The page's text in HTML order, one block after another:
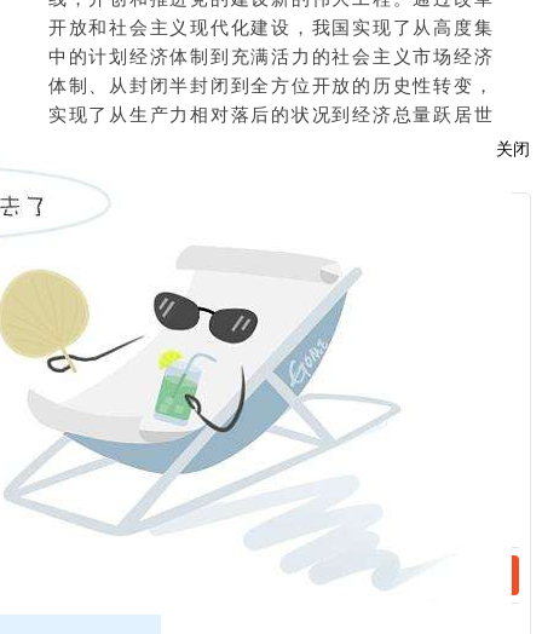
开放和社会主义现代化建设，我国实现了从高度集
中的计划经济体制到充满活力的社会主义市场经济
体制、从封闭半封闭到全方位开放的历史性转变，
实现了从生产力相对落后的状况到经济总量跃居世
到总体小康奔向全面小康的历史性跨越，推进了中
华民族从站起来到富起来的伟大飞跃。中国共产党
和中国人民以英勇顽强的奋斗向世界庄严宣告，改
革开放是决定当代中国前途命运的关键一招，中国
特色社会主义道路是指引中国发展繁荣的正确道
路，中国大踏步赶上了时代。
(四)党领导人民自信自强、守正创新，创造了新时
代中国特色社会主义的伟大成就。党在中国特色社
会主义新时代面临的主要任务是，实现第一个百年
奋斗目标，开启实现第二个百年奋斗目标新征程，
朝着实现中华民族伟大复兴的宏伟目标继续前进。
党的十八大以来，以习近平同志为核心的党中央，
以伟大的历史主动精神、巨大的政治勇气、强烈的
责任担当，统筹国内国际两个大局，贯彻党的基本
关闭